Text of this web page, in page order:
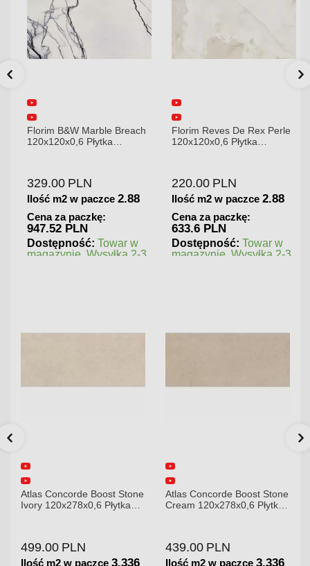
Florim B&W Marble Breach
120x120x0,6 Płytka
329.00 PLN
Ilość m2 w paczce 2.88
Cena za paczkę:
947.52 PLN
Dostępność: Towar w
magazynie. Wysyłka 2-3
Florim Reves De Rex Perle
120x120x0,6 Płytka
220.00 PLN
Ilość m2 w paczce 2.88
Cena za paczkę:
633.6 PLN
Dostępność: Towar w
magazynie. Wysyłka 2-3
Atlas Concorde Boost Stone
Cream 120x278x0,6 Płytka
439.00 PLN
Ilość m2 w paczce 3.336
Atlas Concorde Brave
Gypsum 75x75 Płytka
180.00 PLN
Ilość m2 w paczce 1.125